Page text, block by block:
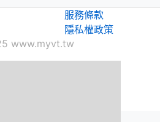
服務條款
隱私權政策
www.myvt.tw